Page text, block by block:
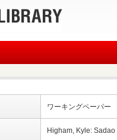
ワーキングペーパー
Higham, Kyle: